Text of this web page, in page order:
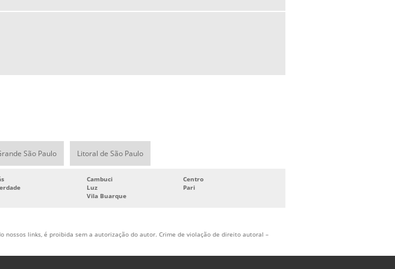
São Paulo Litoral de São Paulo
Cambuci
Centro
Luz
Pari
Vila Buarque
links, é proibida sem a autorização do autor. Crime de violação de direito autoral –